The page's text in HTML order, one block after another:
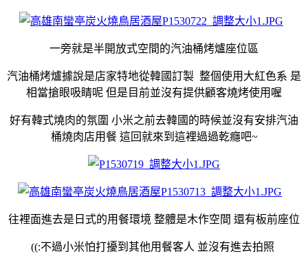
一旁就是半開放式空間的汽油桶烤爐座位區
汽油桶烤爐據說是店家特地從韓國訂製 整個使用大紅色系 是
相當搶眼吸睛呢 但是目前並沒有提供顧客燒烤使用喔
好有韓式燒肉的氛圍 小米之前去韓國的時候並沒有安排汽油
桶燒肉店用餐 這回就來到這裡過過乾癮吧~
往裡面進去是日式的用餐環境 整體是木作空間 還有板前座位
((:不過小米怕打擾到其他用餐客人 並沒有進去拍照